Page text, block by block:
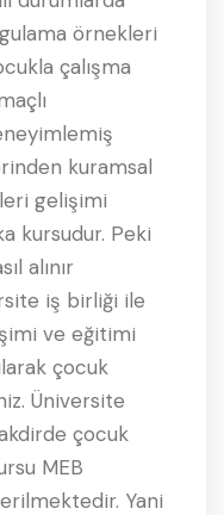
örnekleri
çalışma
kuramsal
gelişimi
kursudur. Peki
alınır
iş birliği ile
ve eğitimi
çocuk
Üniversite
çocuk
MEB
Yani